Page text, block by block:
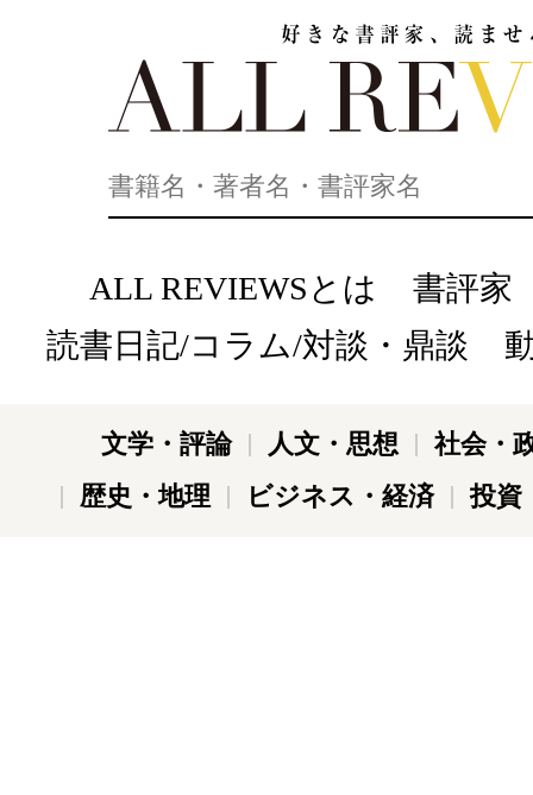
ALL REVIEWSとは
書評家
読書日記/コラム/対談・鼎談
文学・評論 人文・思想
社会・
歴史・地理
ビジネス・経済 投資